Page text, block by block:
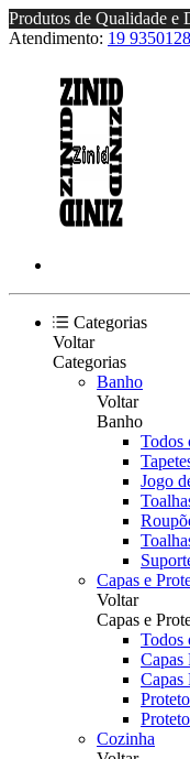
Produtos de Qualidade e
Atendimento: 19
Categorias
Voltar
Categorias
Banho
Voltar
Banho
Todos
Jogo
Capas e
Voltar
Capas e
Todos
Capas
Capas
Cozinha